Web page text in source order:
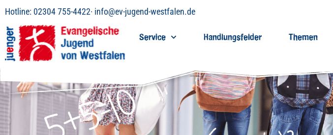
springen
Hotline: 02304 755-4422· info@ev-jugend-westfalen.de
Service Handlungsfelder Themen